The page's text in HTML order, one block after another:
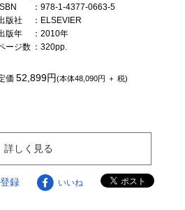
ISBN
：978-1-4377-0663-5
版社
：ELSEVIER
版年
：2010年
ージ数 ：320pp.
価52,899円(本体48,090円 ＋ 税)
詳しく見る
録 いいね